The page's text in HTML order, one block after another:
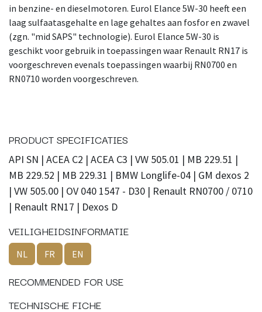
in benzine- en dieselmotoren. Eurol Elance 5W-30 heeft een
laag sulfaatasgehalte en lage gehaltes aan fosfor en zwavel
(zgn. "mid SAPS" technologie). Eurol Elance 5W-30 is
geschikt voor gebruik in toepassingen waar Renault RN17 is
voorgeschreven evenals toepassingen waarbij RN0700 en
RN0710 worden voorgeschreven.
PRODUCT SPECIFICATIES
API SN | ACEA C2 | ACEA C3 | VW 505.01 | MB 229.51 |
MB 229.52 | MB 229.31 | BMW Longlife-04 | GM dexos 2
| VW 505.00 | OV 040 1547 - D30 | Renault RN0700 / 0710
| Renault RN17 | Dexos D
VEILIGHEIDSINFORMATIE
NL FR EN
RECOMMENDED FOR USE
TECHNISCHE FICHE